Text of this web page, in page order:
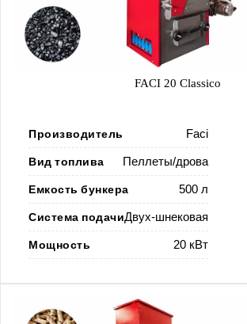
FACI 20 Classico
Производитель Faci
Вид топлива Пеллеты/дрова
Емкость бункера 500 л
Система подачиДвух-шнековая
Мощность 20 кВт